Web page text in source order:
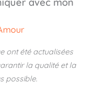
ont été actualisées
la qualité et la
possible.